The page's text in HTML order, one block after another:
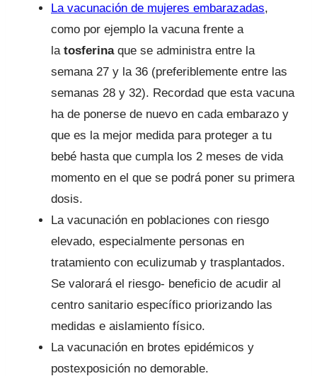
La vacunación de mujeres embarazadas,
como por ejemplo la vacuna frente a
la tosferina que se administra entre la
semana 27 y la 36 (preferiblemente entre las
semanas 28 y 32). Recordad que esta vacuna
ha de ponerse de nuevo en cada embarazo y
que es la mejor medida para proteger a tu
bebé hasta que cumpla los 2 meses de vida
momento en el que se podrá poner su primera
dosis.
La vacunación en poblaciones con riesgo
elevado, especialmente personas en
tratamiento con eculizumab y trasplantados.
Se valorará el riesgo- beneficio de acudir al
centro sanitario específico priorizando las
medidas e aislamiento físico.
La vacunación en brotes epidémicos y
postexposición no demorable.